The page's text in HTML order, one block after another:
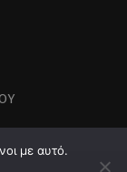
με αυτό.